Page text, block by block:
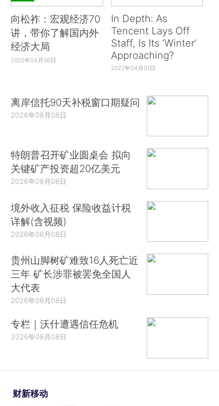
向松祚：宏观经济70
讲，带你了解国内外
经济大局
2022年04月06日
In Depth: As
Tencent Lays Off
Staff, Is Its ‘Winter’
Approaching?
2022年04月01日
离岸信托90天补税窗口期疑问
2026年08月08日
特朗普召开矿业圆桌会 拟向
关键矿产投资超20亿美元
2026年08月08日
境外收入征税 保险收益计税
详解(含视频)
2026年08月08日
贵州山脚树矿难致16人死亡近
三年 矿长涉罪被罢免全国人
大代表
2026年08月08日
专栏｜沃什遭遇信任危机
2026年08月08日
财新移动